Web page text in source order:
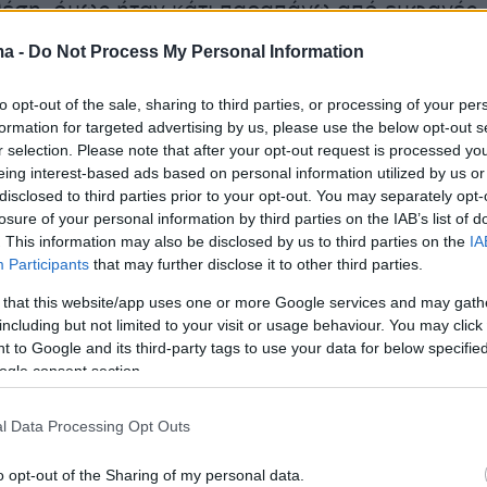
- Do Not Process My Personal Information
opt-out of the sale, sharing to third parties, or processing of your
for targeted advertising by us, please use the below opt-out
selection. Please note that after your opt-out request is processed
interest-based ads based on personal information utilized by us
to third parties prior to your opt-out. You may separately
of your personal information by third parties on the IAB’s list of
This information may also be disclosed by us to third parties on the
Participants that may further disclose it to other third parties.
that this website/app uses one or more Google services and may
but not limited to your visit or usage behaviour. You may
to Google and its third-party tags to use your data for below
consent section.
Data Processing Opt Outs
opt-out of the Sharing of my personal data.
όμως ήταν κάτι παραπάνω από εμφανές
της πειραματίστηκε, προσπάθησε,
v-ctpa9nizucfd)
έναν άλλο δρόμο, πιο θορυβώδη και
σε τηλεοπτική συμπεριφορά, πότε
ως Χολιγουντιανή απομίμηση τις
της και πότε με δάκρυα που, ως άλλη Εμιλυ
περπατήσει, προκειμένου να πείσει ότι